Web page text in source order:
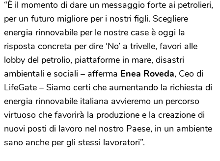
“È il momento di dare un messaggio forte ai petrolieri,
per un futuro migliore per i nostri figli. Scegliere
energia rinnovabile per le nostre case è oggi la
risposta concreta per dire ‘No’ a trivelle, favori alle
lobby del petrolio, piattaforme in mare, disastri
ambientali e sociali – afferma Enea Roveda, Ceo di
LifeGate – Siamo certi che aumentando la richiesta di
energia rinnovabile italiana avvieremo un percorso
virtuoso che favorirà la produzione e la creazione di
nuovi posti di lavoro nel nostro Paese, in un ambiente
sano anche per gli stessi lavoratori”.